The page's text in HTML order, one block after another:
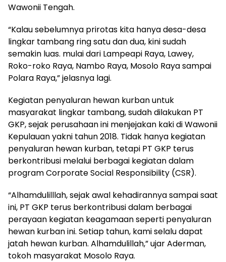
Wawonii Tengah.
“Kalau sebelumnya prirotas kita hanya desa-desa
lingkar tambang ring satu dan dua, kini sudah
semakin luas. mulai dari Lampeapi Raya, Lawey,
Roko-roko Raya, Nambo Raya, Mosolo Raya sampai
Polara Raya,” jelasnya lagi.
Kegiatan penyaluran hewan kurban untuk
masyarakat lingkar tambang, sudah dilakukan PT
GKP, sejak perusahaan ini menjejakan kaki di Wawonii
Kepulauan yakni tahun 2018. Tidak hanya kegiatan
penyaluran hewan kurban, tetapi PT GKP terus
berkontribusi melalui berbagai kegiatan dalam
program Corporate Social Responsibility (CSR).
“Alhamdulilllah, sejak awal kehadirannya sampai saat
ini, PT GKP terus berkontribusi dalam berbagai
perayaan kegiatan keagamaan seperti penyaluran
hewan kurban ini. Setiap tahun, kami selalu dapat
jatah hewan kurban. Alhamdulillah,” ujar Aderman,
tokoh masyarakat Mosolo Raya.